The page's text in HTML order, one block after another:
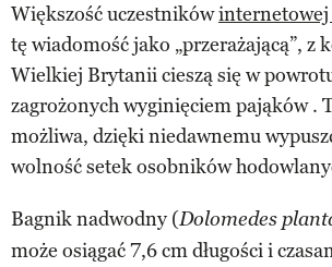
Większość uczestników
tę wiadomość jako „przerażającą”, z
Wielkiej Brytanii cieszą się w
zagrożonych wyginięciem pająków .
możliwa, dzięki niedawnemu
wolność setek osobników
Bagnik nadwodny (Dolomedes
może osiągać 7,6 cm długości i